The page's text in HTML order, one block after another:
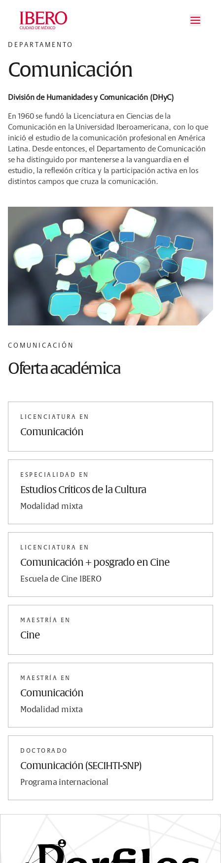
Saltar al contenido principal
Saltar a la navegación principal
Saltar al pie de página
DEPARTAMENTO
Comunicación
División de Humanidades y Comunicación (DHyC)
En 1960 se fundó la Licenciatura en Ciencias de la
Comunicación en la Universidad Iberoamericana, con lo que
inició el estudio de la comunicación profesional en América
Latina. Desde entonces, el Departamento de Comunicación
se ha distinguido por mantenerse a la vanguardia en el
estudio, la reflexión crítica y la participación activa en los
distintos campos que cruza la comunicación.
COMUNICACIÓN
Oferta académica
LICENCIATURA EN
Comunicación
ESPECIALIDAD EN
Estudios Críticos de la Cultura
Modalidad mixta
LICENCIATURA EN
Comunicación + posgrado en Cine
Escuela de Cine IBERO
MAESTRÍA EN
Cine
MAESTRÍA EN
Comunicación
Modalidad mixta
DOCTORADO
Comunicación (SECIHTI-SNP)
Programa internacional